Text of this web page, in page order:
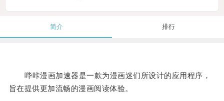
简介 排行
哔咔漫画加速器是一款为漫画迷们所设计的应用程序，
旨在提供更加流畅的漫画阅读体验。